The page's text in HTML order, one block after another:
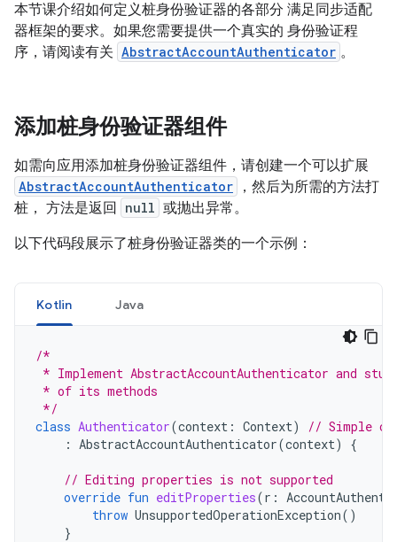
本节课介绍如何定义桩身份验证器的各部分 满足同步适配
器框架的要求。如果您需要提供一个真实的 身份验证程
序，请阅读有关 AbstractAccountAuthenticator 。
添加桩身份验证器组件
如需向应用添加桩身份验证器组件，请创建一个可以扩展
AbstractAccountAuthenticator
，然后为所需的方法打
桩， 方法是返回
null 或抛出异常。
以下代码段展示了桩身份验证器类的一个示例：
Kotlin Java
/*
* Implement AbstractAccountAuthenticator and
* of its methods
*/
class Authenticator(context : Context)
// Simple
: AbstractAccountAuthenticator(context) {
// Editing properties is not supported
override fun editProperties(r :
throw UnsupportedOperationException()
}